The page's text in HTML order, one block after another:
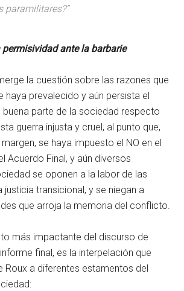
paramilitares?”
ante la barbarie
la cuestión sobre las razones que
haya prevalecido y aún persista el
parte de la sociedad respecto
guerra injusta y cruel, al punto que,
se haya impuesto el NO en el
Acuerdo Final, y aún diversos
se oponen a la labor de las
justicia transicional, y se niegan a
que arroja la memoria del conflicto.
más impactante del discurso de
final, es la interpelación que
Roux a diferentes estamentos del